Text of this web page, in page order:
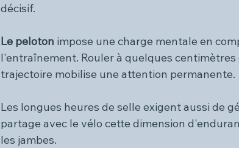
décisif.
Le peloton impose une charge mentale en
l'entraînement. Rouler à quelques
trajectoire mobilise une attention permanente.
Les longues heures de selle exigent aussi de
partage avec le vélo cette dimension
les jambes.